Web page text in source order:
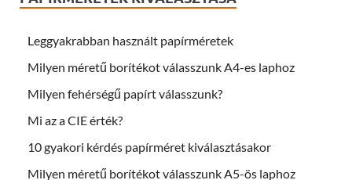
Leggyakrabban használt papírméretek
Milyen méretű borítékot válasszunk A4-es laphoz
Milyen fehérségű papírt válasszunk?
Mi az a CIE érték?
10 gyakori kérdés papírméret kiválasztásakor
Milyen méretű borítékot válasszunk A5-ös laphoz